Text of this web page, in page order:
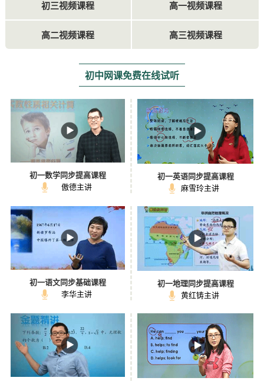
初三视频课程 高一视频课程
高二视频课程 高三视频课程
初中网课免费在线试听
初一数学同步提高课程
傲德主讲
初一英语同步提高课程
麻雪玲主讲
初一语文同步基础课程
李华主讲
初一地理同步提高课程
黄红铸主讲